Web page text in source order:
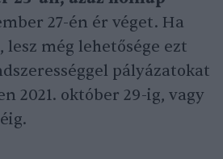
27-én ér véget. Ha
még lehetősége ezt
pályázatokat
2021. október 29-ig, vagy